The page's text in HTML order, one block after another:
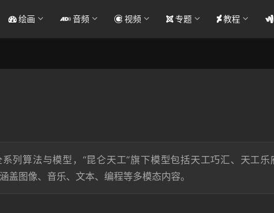
绘画 音频 视频 专题 教程
列算法与模型，“昆仑天工”旗下模型包括天工巧汇、天工乐
图像、音乐、文本、编程等多模态内容。